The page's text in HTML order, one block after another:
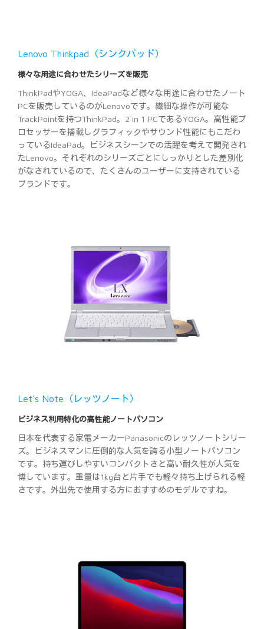
Lenovo Thinkpad（シンクパッド）
様々な用途に合わせたシリーズを販売
ThinkPadやYOGA、IdeaPadなど様々な用途に合わせたノート
PCを販売しているのがLenovoです。繊細な操作が可能な
TrackPointを持つThinkPad。2 in 1 PCであるYOGA。高性能プ
ロセッサーを搭載しグラフィックやサウンド性能にもこだわ
っているIdeaPad。ビジネスシーンでの活躍を考えて開発され
たLenovo。それぞれのシリーズごとにしっかりとした差別化
がなされているので、たくさんのユーザーに支持されている
ブランドです。
Let's Note（レッツノート）
ビジネス利用特化の高性能ノートパソコン
日本を代表する家電メーカーPanasonicのレッツノートシリー
ズ。ビジネスマンに圧倒的な人気を誇る小型ノートパソコン
です。持ち運びしやすいコンパクトさと高い耐久性が人気を
博しています。重量は1kg台と片手でも軽々持ち上げられる軽
さです。外出先で使用する方におすすめのモデルですね。